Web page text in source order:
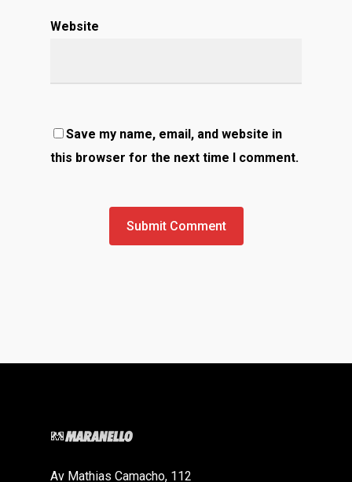
Website
Save my name, email, and website in
this browser for the next time I comment.
Av Mathias Camacho, 112